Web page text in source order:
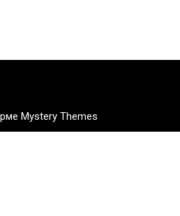
Mystery Themes